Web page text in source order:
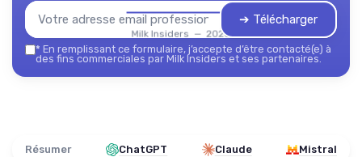
Milk Insiders — 2026
➔ Télécharger
* En remplissant ce formulaire, j’accepte d’être contacté(e) à
des fins commerciales par Milk Insiders et ses partenaires.
Résumer ChatGPT Claude Mistral